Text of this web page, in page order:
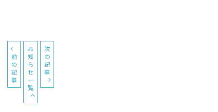
前
の
記
事
お
知
ら
せ
一
覧
次
の
記
事